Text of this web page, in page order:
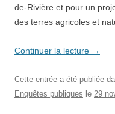
de-Rivière et pour un
des terres agricoles et
Continuer la lecture →
Cette entrée a été publiée
Enquêtes publiques le 29